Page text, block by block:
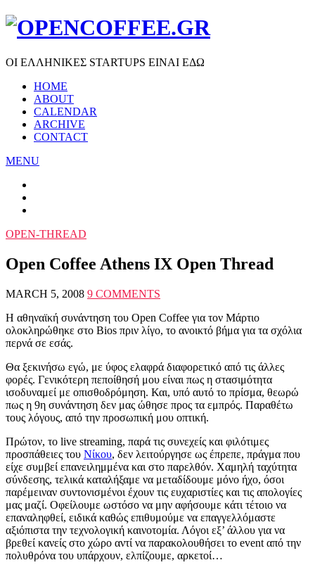
ΟΙ ΕΛΛΗΝΙΚΕΣ STARTUPS ΕΙΝΑΙ ΕΔΩ
HOME
ABOUT
CALENDAR
ARCHIVE
CONTACT
MENU
OPEN-THREAD
Open Coffee Athens IX Open Thread
MARCH 5, 2008 9 COMMENTS
Η αθηναϊκή συνάντηση του Open Coffee για τον Μάρτιο
ολοκληρώθηκε στο Bios πριν λίγο, το ανοικτό βήμα για τα σχόλια
περνά σε εσάς.
Θα ξεκινήσω εγώ, με ύφος ελαφρά διαφορετικό από τις άλλες
φορές. Γενικότερη πεποίθησή μου είναι πως η στασιμότητα
ισοδυναμεί με οπισθοδρόμηση. Και, υπό αυτό το πρίσμα, θεωρώ
πως η 9η συνάντηση δεν μας ώθησε προς τα εμπρός. Παραθέτω
τους λόγους, από την προσωπική μου οπτική.
Πρώτον, το live streaming, παρά τις συνεχείς και φιλότιμες
προσπάθειες του Νίκου, δεν λειτούργησε ως έπρεπε, πράγμα που
είχε συμβεί επανειλημμένα και στο παρελθόν. Χαμηλή ταχύτητα
σύνδεσης, τελικά καταλήξαμε να μεταδίδουμε μόνο ήχο, όσοι
παρέμειναν συντονισμένοι έχουν τις ευχαριστίες και τις απολογίες
μας μαζί. Οφείλουμε ωστόσο να μην αφήσουμε κάτι τέτοιο να
επαναληφθεί, ειδικά καθώς επιθυμούμε να επαγγελλόμαστε
αξιόπιστα την τεχνολογική καινοτομία. Λόγοι εξ’ άλλου για να
βρεθεί κανείς στο χώρο αντί να παρακολουθήσει το event από την
πολυθρόνα του υπάρχουν, ελπίζουμε, αρκετοί…